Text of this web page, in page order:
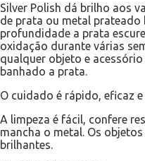
Silver Polish dá brilho aos
de prata ou metal prateado
profundidade a prata
oxidação durante várias
qualquer objeto e
banhado a prata.
O cuidado é rápido, eficaz
A limpeza é fácil, confere
mancha o metal. Os
brilhantes.